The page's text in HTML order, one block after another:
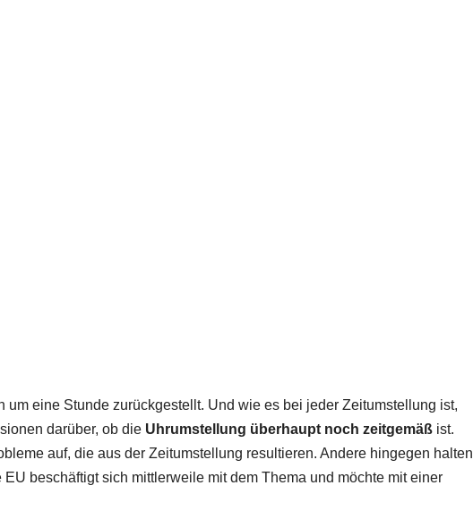
um eine Stunde zurückgestellt. Und wie es bei jeder Zeitumstellung ist,
darüber, ob die Uhrumstellung überhaupt noch zeitgemäß ist.
auf, die aus der Zeitumstellung resultieren. Andere hingegen halten
beschäftigt sich mittlerweile mit dem Thema und möchte mit einer